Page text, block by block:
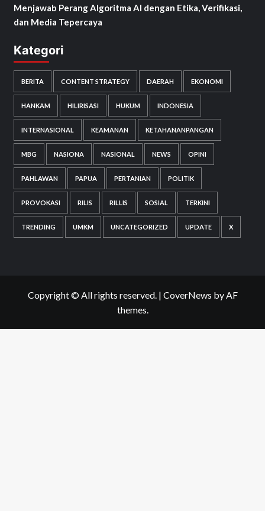
Menjawab Perang Algoritma AI dengan Etika, Verifikasi,
dan Media Tepercaya
Kategori
BERITA CONTENT STRATEGY DAERAH EKONOMI
HANKAM HILIRISASI HUKUM INDONESIA
INTERNASIONAL KEAMANAN KETAHANANPANGAN
MBG NASIONA NASIONAL NEWS OPINI
PAHLAWAN PAPUA PERTANIAN POLITIK
PROVOKASI RILIS RILLIS SOSIAL TERKINI
TRENDING UMKM UNCATEGORIZED UPDATE X
Copyright © All rights reserved. | CoverNews by AF
themes.